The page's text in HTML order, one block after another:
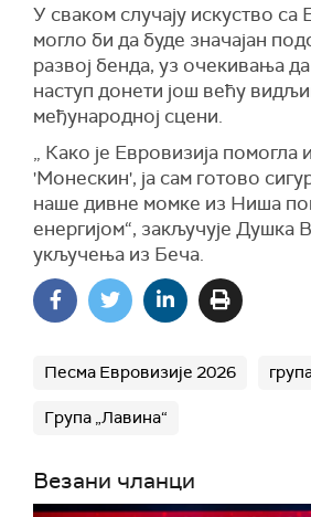
У сваком случају искуство са
могло би да буде значајан
развој бенда, уз очекивања
наступ донети још већу
међународној сцени.
„ Како је Евровизија помогла
'Монескин', ја сам готово
наше дивне момке из Ниша
енергијом“, закључује Душка
укључења из Беча.
Песма Евровизије 2026
Група „Лавина“
Везани чланци